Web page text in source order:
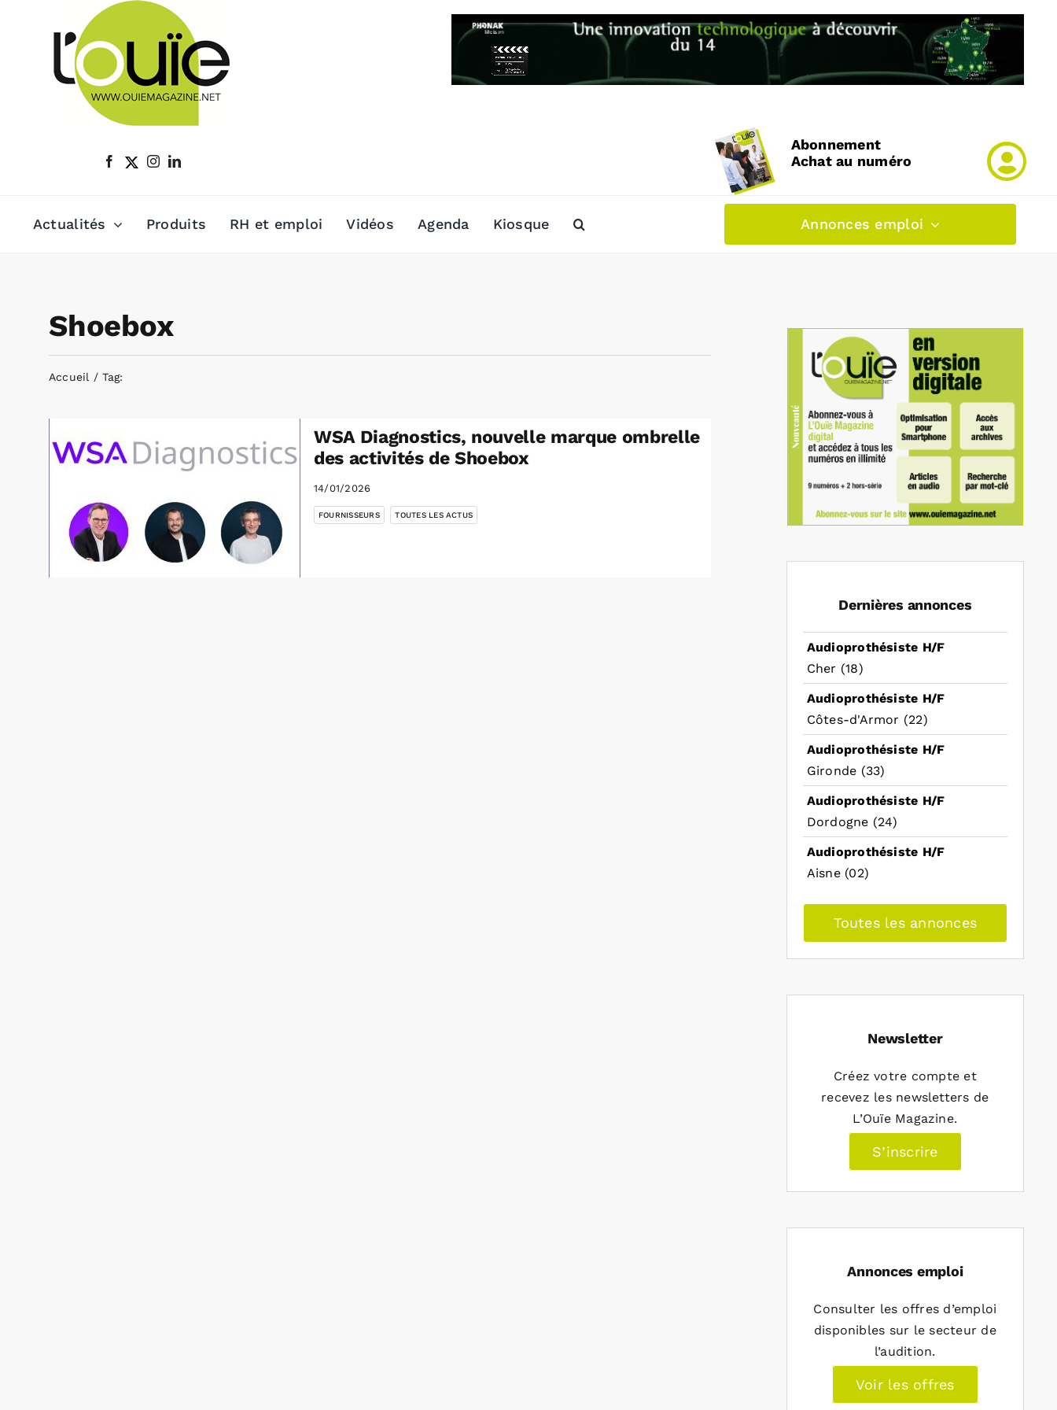
Abonnement
Achat au numéro
Actualités Produits RH et emploi Vidéos Agenda Kiosque Annonces emploi
Shoebox
Accueil Tag:
WSA Diagnostics, nouvelle marque ombrelle
des activités de Shoebox
14/01/2026
FOURNISSEURS TOUTES LES ACTUS
Dernières annonces
Audioprothésiste H/F
Cher (18)
Audioprothésiste H/F
Côtes-d'Armor (22)
Audioprothésiste H/F
Gironde (33)
Audioprothésiste H/F
Dordogne (24)
Audioprothésiste H/F
Aisne (02)
Toutes les annonces
Newsletter
Créez votre compte et
recevez les newsletters de
L’Ouïe Magazine.
S’inscrire
Annonces emploi
Consulter les offres d’emploi
disponibles sur le secteur de
l’audition.
Voir les offres